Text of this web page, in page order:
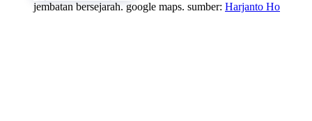
jembatan bersejarah. google maps. sumber: Harjanto Ho